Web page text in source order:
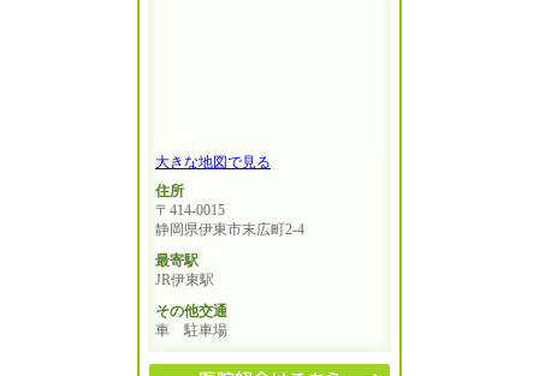
大きな地図で見る
住所
〒414-0015
静岡県伊東市末広町2-4
最寄駅
JR伊東駅
その他交通
車 駐車場